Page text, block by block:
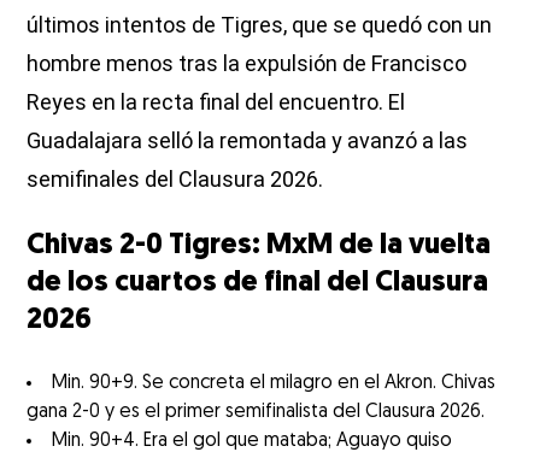
últimos intentos de Tigres, que se quedó con un
hombre menos tras la expulsión de Francisco
Reyes en la recta final del encuentro. El
Guadalajara selló la remontada y avanzó a las
semifinales del Clausura 2026.
Chivas 2-0 Tigres: MxM de la vuelta
de los cuartos de final del Clausura
2026
Min. 90+9. Se concreta el milagro en el Akron. Chivas
gana 2-0 y es el primer semifinalista del Clausura 2026.
Min. 90+4. Era el gol que mataba; Aguayo quiso